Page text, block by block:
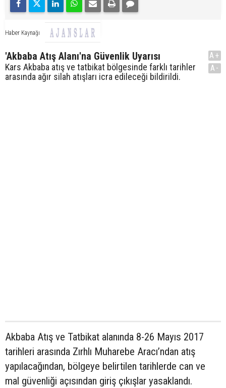
Haber Kaynağı
'Akbaba Atış Alanı'na Güvenlik Uyarısı
Kars Akbaba atış ve tatbikat bölgesinde farklı tarihler
arasında ağır silah atışları icra edileceği bildirildi.
A+
A-
Akbaba Atış ve Tatbikat alanında 8-26 Mayıs 2017
tarihleri arasında Zırhlı Muharebe Aracı’ndan atış
yapılacağından, bölgeye belirtilen tarihlerde can ve
mal güvenliği açısından giriş çıkışlar yasaklandı.